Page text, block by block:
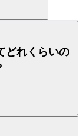
365日の
、
Hospitable、
直接接続に
AIと
ProhostAIを動
れくらいの